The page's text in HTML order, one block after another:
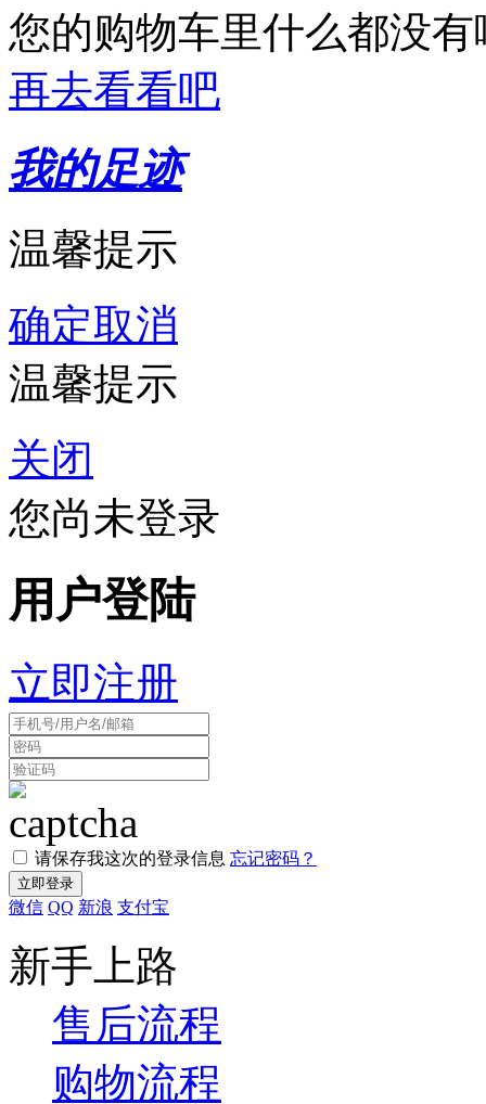
您的购物车里什么都没有
再去看看吧
我的足迹
温馨提示
确定取消
温馨提示
关闭
您尚未登录
用户登陆
立即注册
请保存我这次的登录信息 忘记密码？
微信 QQ 新浪 支付宝
新手上路
售后流程
购物流程